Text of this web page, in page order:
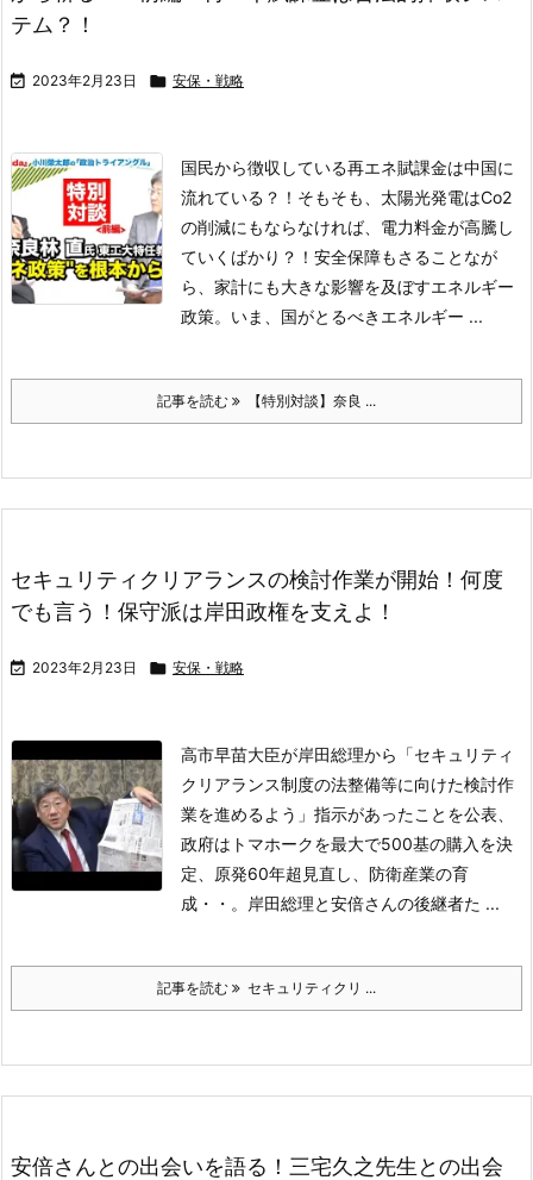
テム？！
 2023年2月23日  安保・戦略
国民から徴収している再エネ賦課金は中国に
流れている？！そもそも、太陽光発電はCo2
の削減にもならなければ、電力料金が高騰し
ていくばかり？！安全保障もさることなが
ら、家計にも大きな影響を及ぼすエネルギー
政策。いま、国がとるべきエネルギー ...
記事を読む 【特別対談】奈良 ...
セキュリティクリアランスの検討作業が開始！何度
でも言う！保守派は岸田政権を支えよ！
 2023年2月23日  安保・戦略
高市早苗大臣が岸田総理から「セキュリティ
クリアランス制度の法整備等に向けた検討作
業を進めるよう」指示があったことを公表、
政府はトマホークを最大で500基の購入を決
定、原発60年超見直し、防衛産業の育
成・・。岸田総理と安倍さんの後継者た ...
記事を読む セキュリティクリ ...
安倍さんとの出会いを語る！三宅久之先生との出会